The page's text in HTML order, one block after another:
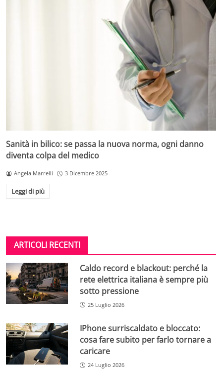
Sanità in bilico: se passa la nuova norma, ogni danno
diventa colpa del medico
Angela Marrelli 3 Dicembre 2025
Leggi di più
ARTICOLI RECENTI
Caldo record e blackout: perché la
rete elettrica italiana è sempre più
sotto pressione
25 Luglio 2026
IPhone surriscaldato e bloccato:
cosa fare subito per farlo tornare a
caricare
24 Luglio 2026